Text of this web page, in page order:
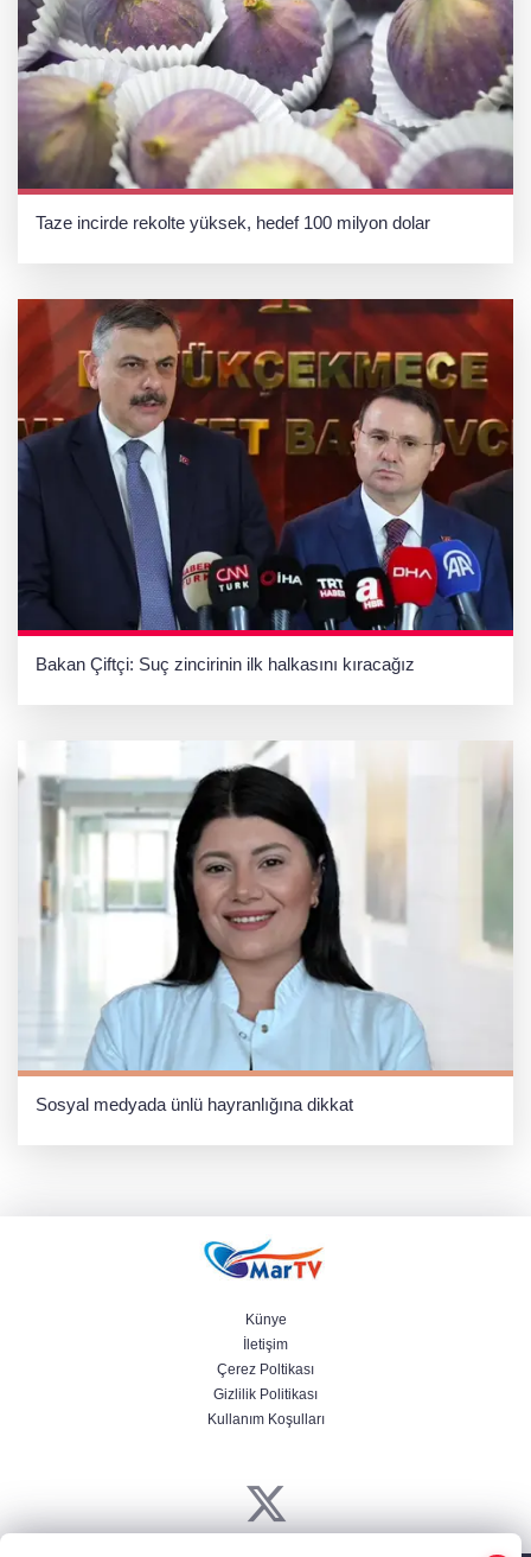
Taze incirde rekolte yüksek, hedef 100 milyon dolar
Bakan Çiftçi: Suç zincirinin ilk halkasını kıracağız
Sosyal medyada ünlü hayranlığına dikkat
Künye
İletişim
Çerez Poltikası
Gizlilik Politikası
Kullanım Koşulları